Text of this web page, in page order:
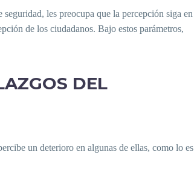
seguridad, les preocupa que la percepción siga en
de los ciudadanos. Bajo estos parámetros,
DEL
un deterioro en algunas de ellas, como lo es